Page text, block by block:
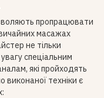
пропрацювати
масажах
не тільки
спеціальним
які пройходять
виконаної техніки є